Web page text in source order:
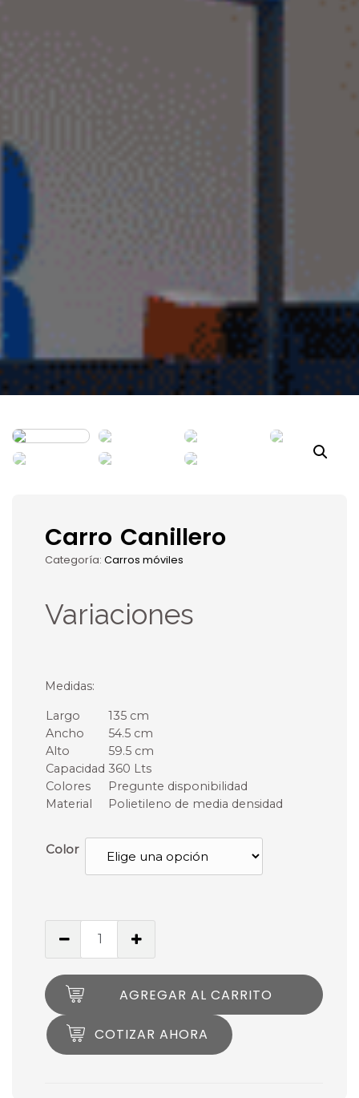
Carro Canillero
Categoría: Carros móviles
Variaciones
Medidas:
Largo
135 cm
Ancho
54.5 cm
Alto
59.5 cm
Capacidad 360 Lts
Colores
Pregunte disponibilidad
Material
Polietileno de media densidad
Color
AGREGAR AL CARRITO
COTIZAR AHORA